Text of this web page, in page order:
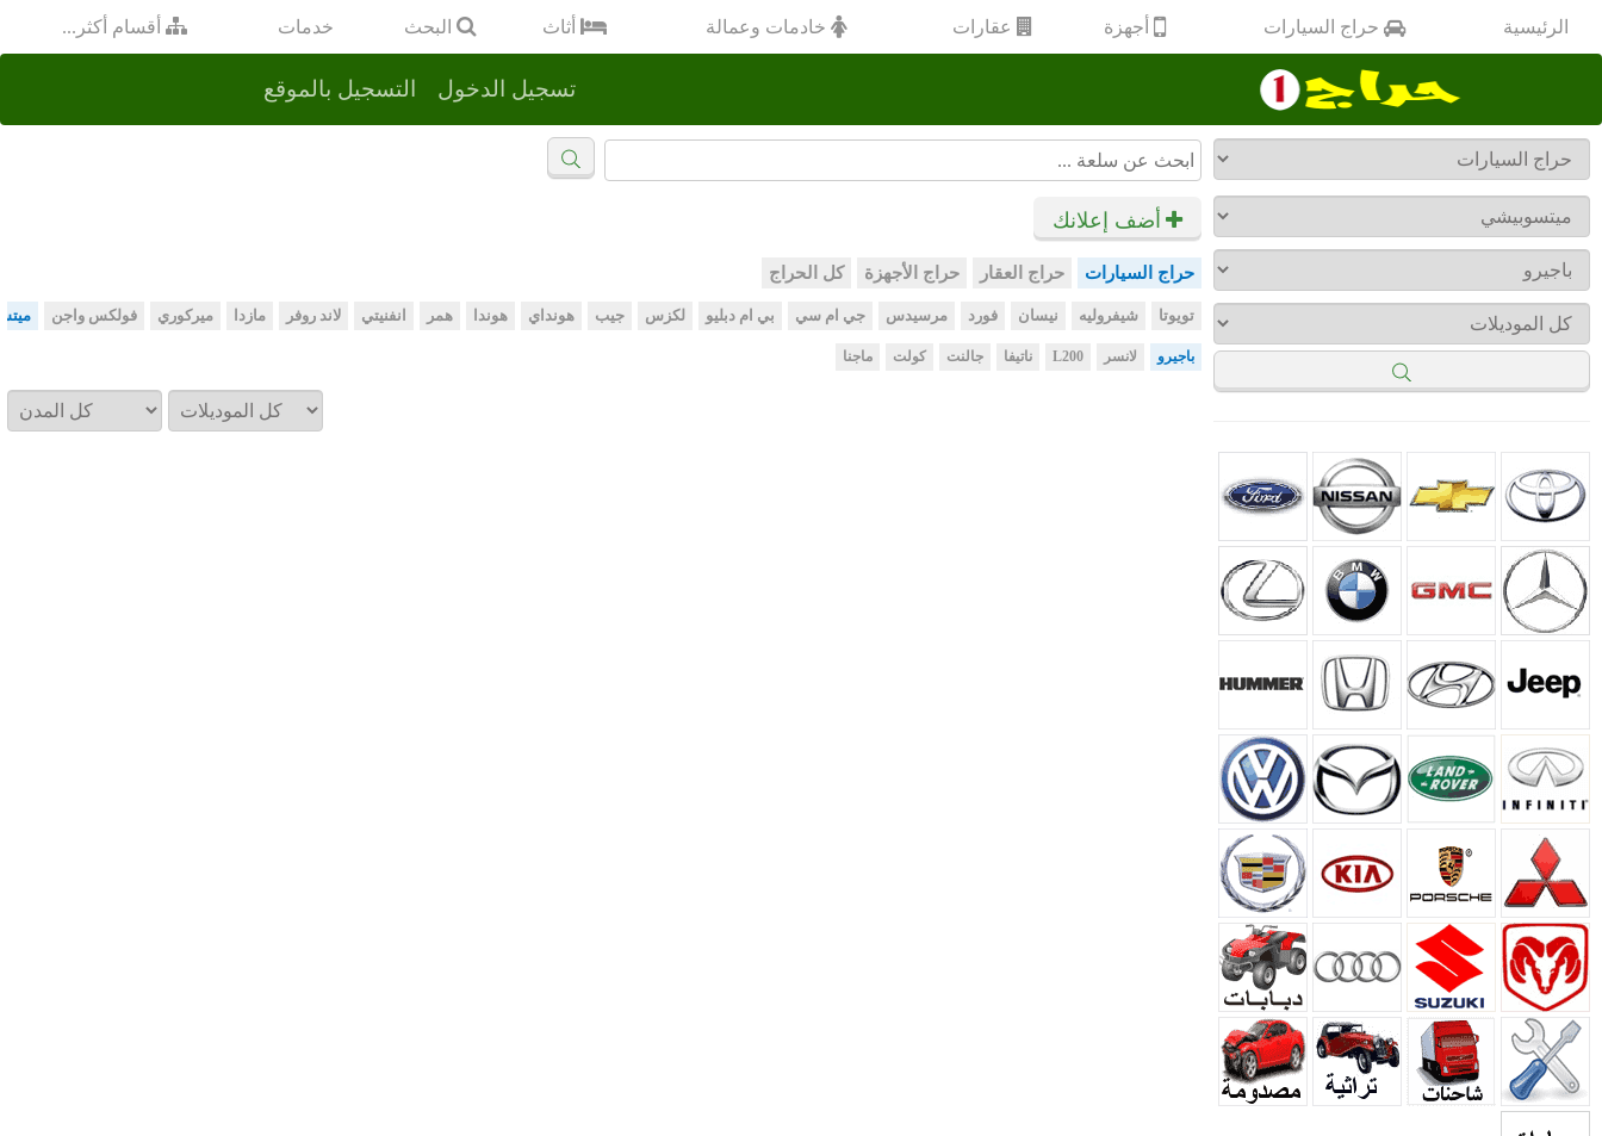
الرئيسية حراج السيارات أجهزة عقارات خادمات وعمالة أثاث البحث خدمات أقسام أكثر...
التسجيل بالموقع تسجيل الدخول
أضف إعلانك
حراج السيارات حراج العقار حراج الأجهزة كل الحراج
تويوتا شيفروليه نيسان فورد مرسيدس جي ام سي بي ام دبليو لكزس جيب هونداي هوندا همر انفنيتي لاند روفر مازدا ميركوري فولكس واجن
باجيرو لانسر L200 ناتيفا جالنت كولت ماجنا